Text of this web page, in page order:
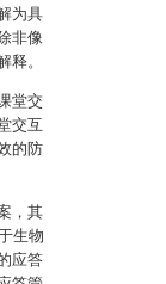
为具
非像
释。
堂交
交互
的防
，其
生物
应答